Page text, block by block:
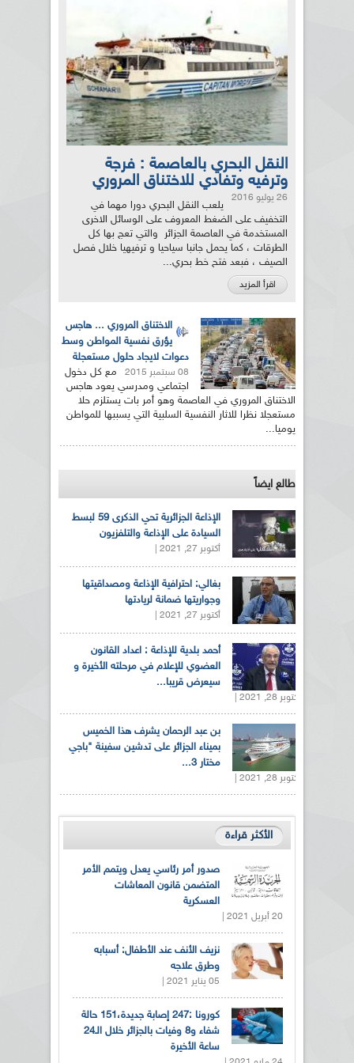
النقل البحري بالعاصمة : فرجة
وترفيه وتفادي للاختناق المروري
26 يوليو 2016
يلعب النقل البحري دورا مهما في
التخفيف على الضغط المعروف على الوسائل الاخرى
المستخدمة في العاصمة الجزائر والتي تعج بها كل
الطرقات ، كما يحمل جانبا سياحيا و ترفيهيا خلال فصل
الصيف ، فبعد فتح خط بحري...
اقرأ المزيد
الاختناق المروري ... هاجس
يؤرق نفسية المواطن وسط
دعوات لايجاد حلول مستعجلة
08 سبتمبر 2015
مع كل دخول
اجتماعي ومدرسي يعود هاجس
الاختناق المروري في العاصمة وهو أمر بات يستلزم حلا
مستعجلا نظرا للاثار النفسية السلبية التي يسببها للمواطن
يوميا...
طالع ايضاً
الإذاعة الجزائرية تحي الذكرى 59 لبسط
السيادة على الإذاعة والتلفزيون
أكتوبر 27, 2021 |
بغالي: احترافية الإذاعة ومصداقيتها
وجواريتها ضمانة لريادتها
أكتوبر 27, 2021 |
أحمد بلدية للإذاعة : اعداد القانون
العضوي للإعلام في مرحلته الأخيرة و
سيعرض قريبا...
أكتوبر 28, 2021 |
بن عبد الرحمان يشرف هذا الخميس
بميناء الجزائر على تدشين سفينة "باجي
مختار 3...
أكتوبر 28, 2021 |
الأكثر قراءة
صدور أمر رئاسي يعدل ويتمم الأمر
المتضمن قانون المعاشات
العسكرية
20 أبريل 2021 |
نزيف الأنف عند الأطفال: أسبابه
وطرق علاجه
05 يناير 2021 |
كورونا :247 إصابة جديدة،151 حالة
شفاء و8 وفيات بالجزائر خلال الـ24
ساعة الأخيرة